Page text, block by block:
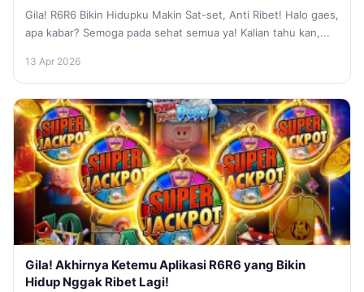
Gila! R6R6 Bikin Hidupku Makin Sat-set, Anti Ribet! Halo gaes,
apa kabar? Semoga pada sehat semua ya! Kalian tahu kan,...
13 Apr 2026
Gila! Akhirnya Ketemu Aplikasi R6R6 yang Bikin
Hidup Nggak Ribet Lagi!